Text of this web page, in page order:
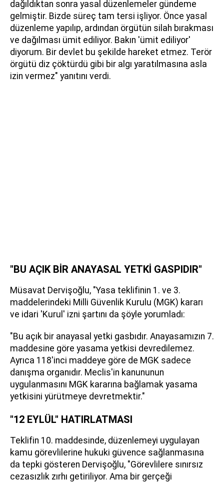
dağıldıktan sonra yasal düzenlemeler gündeme
gelmiştir. Bizde süreç tam tersi işliyor. Önce yasal
düzenleme yapılıp, ardından örgütün silah bırakması
ve dağılması ümit ediliyor. Bakın 'ümit ediliyor'
diyorum. Bir devlet bu şekilde hareket etmez. Terör
örgütü diz çöktürdü gibi bir algı yaratılmasına asla
izin vermez" yanıtını verdi.
"BU AÇIK BİR ANAYASAL YETKİ GASPIDIR"
Müsavat Dervişoğlu, "Yasa teklifinin 1. ve 3.
maddelerindeki Milli Güvenlik Kurulu (MGK) kararı
ve idari 'Kurul' izni şartını da şöyle yorumladı:
"Bu açık bir anayasal yetki gasbıdır. Anayasamızın 7.
maddesine göre yasama yetkisi devredilemez.
Ayrıca 118'inci maddeye göre de MGK sadece
danışma organıdır. Meclis'in kanununun
uygulanmasını MGK kararına bağlamak yasama
yetkisini yürütmeye devretmektir."
"12 EYLÜL" HATIRLATMASI
Teklifin 10. maddesinde, düzenlemeyi uygulayan
kamu görevlilerine hukuki güvence sağlanmasına
da tepki gösteren Dervişoğlu, "Görevlilere sınırsız
cezasızlık zırhı getiriliyor. Ama bir gerçeği